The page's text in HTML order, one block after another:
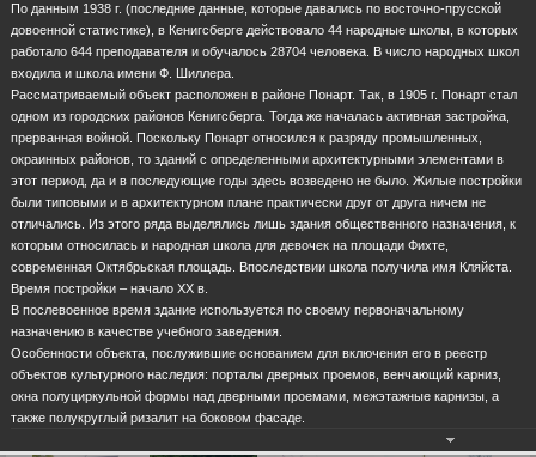
По данным 1938 г. (последние данные, которые давались по восточно-прусской
довоенной статистике), в Кенигсберге действовало 44 народные школы, в которых
работало 644 преподавателя и обучалось 28704 человека. В число народных школ
входила и школа имени Ф. Шиллера.
Рассматриваемый объект расположен в районе Понарт. Так, в 1905 г. Понарт стал
одном из городских районов Кенигсберга. Тогда же началась активная застройка,
прерванная войной. Поскольку Понарт относился к разряду промышленных,
окраинных районов, то зданий с определенными архитектурными элементами в
этот период, да и в последующие годы здесь возведено не было. Жилые постройки
были типовыми и в архитектурном плане практически друг от друга ничем не
отличались. Из этого ряда выделялись лишь здания общественного назначения, к
которым относилась и народная школа для девочек на площади Фихте,
современная Октябрьская площадь. Впоследствии школа получила имя Кляйста.
Время постройки – начало ХХ в.
В послевоенное время здание используется по своему первоначальному
назначению в качестве учебного заведения.
Особенности объекта, послужившие основанием для включения его в реестр
объектов культурного наследия: порталы дверных проемов, венчающий карниз,
окна полуциркульной формы над дверными проемами, межэтажные карнизы, а
также полукруглый ризалит на боковом фасаде.